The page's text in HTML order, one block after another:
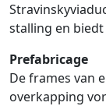
stalling en
Prefabricage
De frames van
overkapping